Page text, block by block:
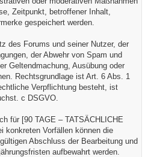
Zeitpunkt, betroffener Inhalt,
gespeichert werden.
des Forums und seiner Nutzer, der
der Abwehr von Spam und
Geltendmachung, Ausübung oder
Rechtsgrundlage ist Art. 6 Abs. 1
Verpflichtung besteht, ist
c DSGVO.
für [90 TAGE – TATSÄCHLICHE
konkreten Vorfällen können die
Abschluss der Bearbeitung und
aufbewahrt werden.